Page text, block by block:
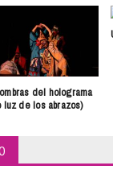
del holograma
luz de los abrazos)